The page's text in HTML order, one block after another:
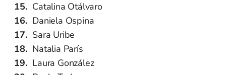
Catalina Otálvaro
Daniela Ospina
Sara Uribe
Natalia París
Laura González